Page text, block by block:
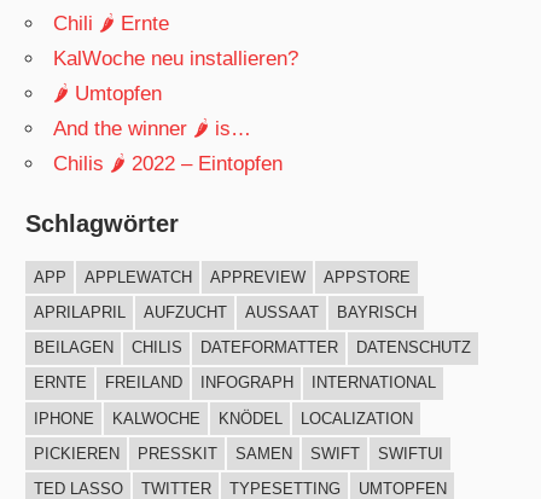
Chili 🌶 Ernte
KalWoche neu installieren?
🌶 Umtopfen
And the winner 🌶 is…
Chilis 🌶 2022 – Eintopfen
Schlagwörter
APP APPLEWATCH APPREVIEW
APPSTORE
APRILAPRIL
AUFZUCHT AUSSAAT
BAYRISCH
BEILAGEN
CHILIS DATEFORMATTER
DATENSCHUTZ
ERNTE
FREILAND INFOGRAPH
INTERNATIONAL
IPHONE
KALWOCHE KNÖDEL
LOCALIZATION
PICKIEREN
PRESSKIT SAMEN SWIFT
SWIFTUI
TED LASSO
TWITTER TYPESETTING
UMTOPFEN